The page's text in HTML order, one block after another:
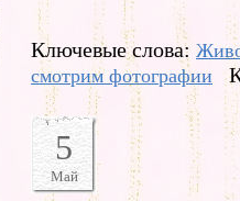
Ключевые слова:
смотрим фотографии
5
Май